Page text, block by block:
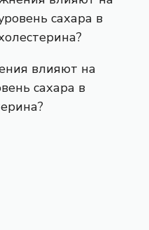
влияют на
сахара в